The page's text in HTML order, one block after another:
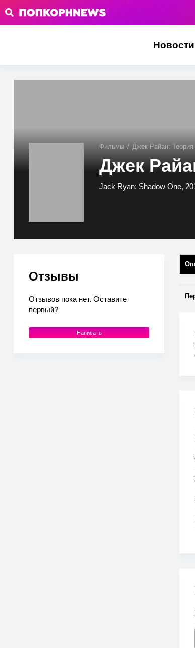
Новости
Фильмы / Джек Райан: Теория
Джек
Jack Ryan: Shadow One,
Отзывы
Отзывов пока нет. Оставите
первый?
Написать